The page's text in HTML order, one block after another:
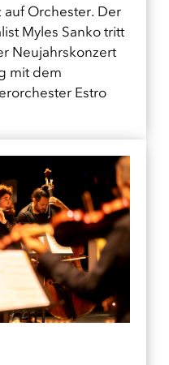
auf Orchester. Der
Myles Sanko tritt
Neujahrskonzert
mit dem
Estro